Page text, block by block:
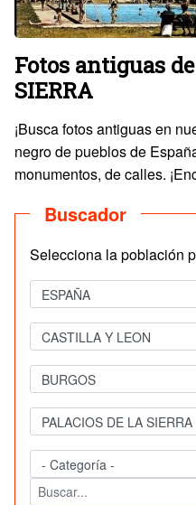
Fotos antiguas
SIERRA
¡Busca fotos antiguas en
negro de pueblos de
monumentos, de calles.
Buscador
Selecciona la población